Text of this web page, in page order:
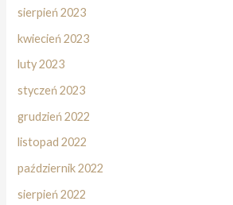
sierpień 2023
kwiecień 2023
luty 2023
styczeń 2023
grudzień 2022
listopad 2022
październik 2022
sierpień 2022